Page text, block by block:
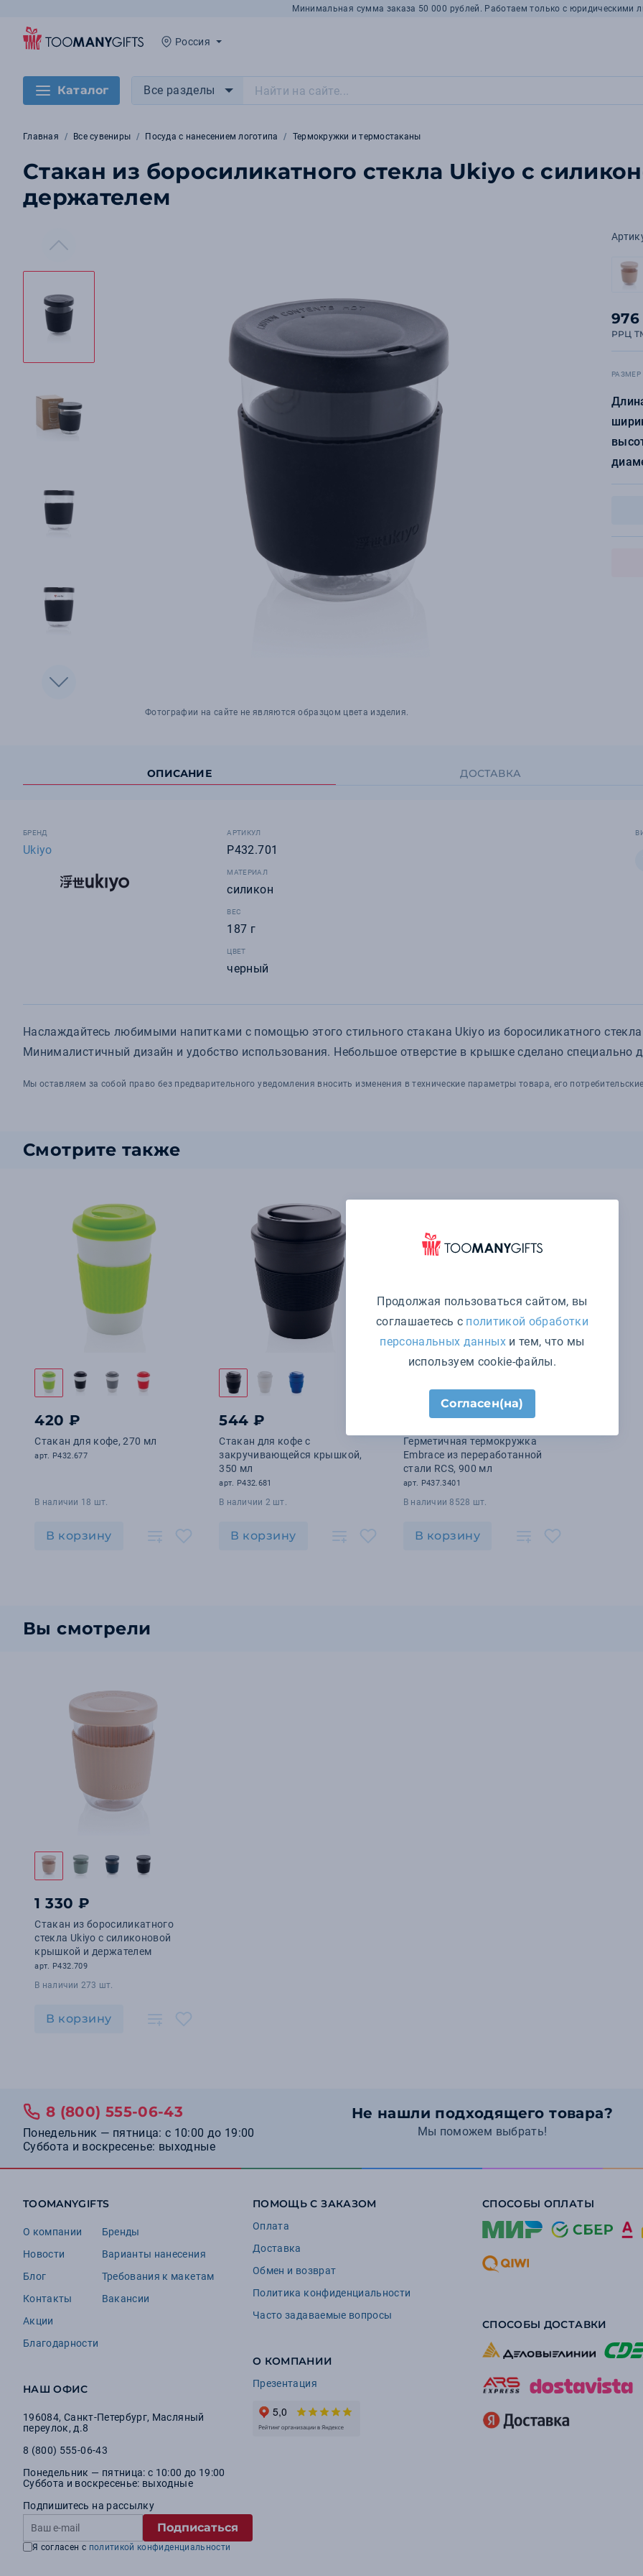
Минимальная сумма заказа 50 000 рублей. Работаем только с юридическими
Россия
Каталог Все разделы
Главная Все сувениры Посуда с нанесением логотипа Термокружки и термостаканы
Стакан из боросиликатного стекла Ukiyo с
держателем
Фотографии на сайте не являются образцом цвета изделия.
РРЦ
РАЗМЕР
ОПИСАНИЕ ДОСТАВКА
БРЕНД
Ukiyo
АРТИКУЛ
P432.701
МАТЕРИАЛ
силикон
ВЕС
187 г
ЦВЕТ
черный
Наслаждайтесь любимыми напитками с помощью этого стильного стакана Ukiyo из боросиликатного
Минималистичный дизайн и удобство использования. Небольшое отверстие в крышке сделано специально
Мы оставляем за собой право без предварительного уведомления вносить изменения в технические параметры товара, его
Смотрите также
420 ₽
Стакан для кофе, 270 мл
арт. P432.677
В наличии 18 шт.
В корзину
544 ₽
Стакан для кофе с
закручивающейся крышкой,
350 мл
арт. P432.681
В наличии 2 шт.
В корзину
2 771 ₽
Герметичная термокружка
Embrace из переработанной
стали RCS, 900 мл
арт. P437.3401
В наличии 8528 шт.
В корзину
Вы смотрели
1 330 ₽
Стакан из боросиликатного
стекла Ukiyo с силиконовой
крышкой и держателем
арт. P432.709
В наличии 273 шт.
В корзину
Не нашли подходящего товара?
Мы поможем выбрать!
8 (800) 555-06-43
Понедельник — пятница: с 10:00 до 19:00
Суббота и воскресенье: выходные
TOOMANYGIFTS
О компании
Новости
Блог
Контакты
Акции
Благодарности
Бренды
Варианты нанесения
Требования к макетам
Вакансии
НАШ ОФИС
196084, Санкт-Петербург, Масляный
переулок, д.8
8 (800) 555-06-43
Понедельник — пятница: с 10:00 до 19:00
Суббота и воскресенье: выходные
Подпишитесь на рассылку
Подписаться
Я согласен с политикой конфиденциальности
ПОМОЩЬ С ЗАКАЗОМ
Оплата
Доставка
Обмен и возврат
Политика конфиденциальности
Часто задаваемые вопросы
О КОМПАНИИ
Презентация
СПОСОБЫ ОПЛАТЫ
СПОСОБЫ ДОСТАВКИ
Продолжая пользоваться сайтом, вы
соглашаетесь с политикой обработки
персональных данныхи тем, что мы
используем cookie-файлы.
Согласен(на)